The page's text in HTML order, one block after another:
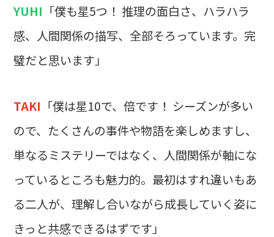
YUHI 「僕も星5つ！ 推理の面白さ、ハラハラ
感、人間関係の描写、全部そろっています。完
璧だと思います」
TAKI 「僕は星10で、倍です！ シーズンが多い
ので、たくさんの事件や物語を楽しめますし、
単なるミステリーではなく、人間関係が軸にな
っているところも魅力的。最初はすれ違いもあ
る二人が、理解し合いながら成長していく姿に
きっと共感できるはずです」